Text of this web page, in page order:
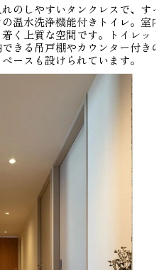
のしやすいタンクレスで、すっ
温水洗浄機能付きトイレ。室内
く上質な空間です。トイレット
きる吊戸棚やカウンター付きの
ースも設けられています。